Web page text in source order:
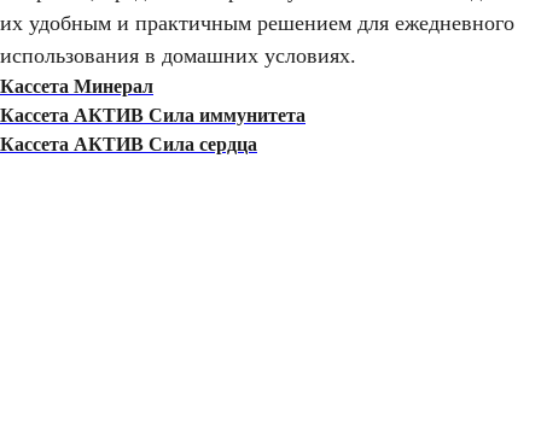
их удобным и практичным решением для ежедневного
использования в домашних условиях.
Кассета Минерал
Кассета АКТИВ Сила иммунитета
Кассета АКТИВ Сила сердца